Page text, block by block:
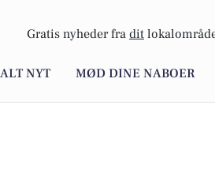
Gratis nyheder fra dit
NYT MØD DINE NABOER